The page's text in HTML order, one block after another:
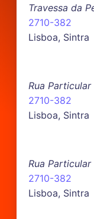
Travessa da
2710-382
Lisboa, Sintra
Rua
2710-382
Lisboa, Sintra
Rua
2710-382
Lisboa, Sintra